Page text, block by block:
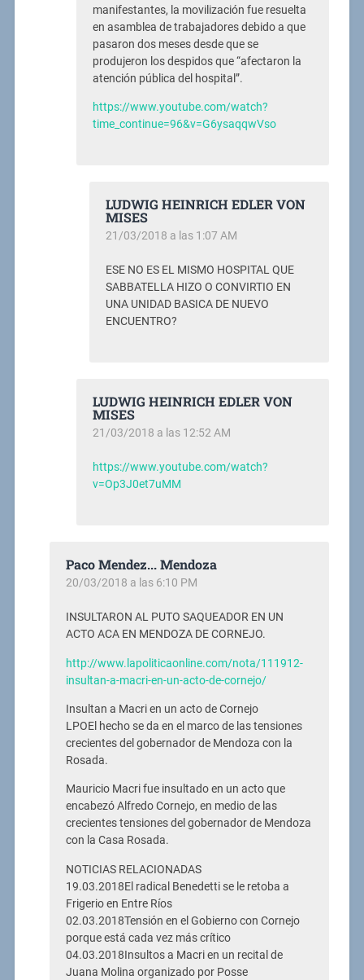
manifestantes, la movilización fue resuelta
en asamblea de trabajadores debido a que
pasaron dos meses desde que se
produjeron los despidos que “afectaron la
atención pública del hospital”.
https://www.youtube.com/watch?
time_continue=96&v=G6ysaqqwVso
LUDWIG HEINRICH EDLER VON
MISES
21/03/2018 a las 1:07 AM
ESE NO ES EL MISMO HOSPITAL QUE
SABBATELLA HIZO O CONVIRTIO EN
UNA UNIDAD BASICA DE NUEVO
ENCUENTRO?
LUDWIG HEINRICH EDLER VON
MISES
21/03/2018 a las 12:52 AM
https://www.youtube.com/watch?
v=Op3J0et7uMM
Paco Mendez... Mendoza
20/03/2018 a las 6:10 PM
INSULTARON AL PUTO SAQUEADOR EN UN
ACTO ACA EN MENDOZA DE CORNEJO.
http://www.lapoliticaonline.com/nota/111912-
insultan-a-macri-en-un-acto-de-cornejo/
Insultan a Macri en un acto de Cornejo
LPOEl hecho se da en el marco de las tensiones
crecientes del gobernador de Mendoza con la
Rosada.
Mauricio Macri fue insultado en un acto que
encabezó Alfredo Cornejo, en medio de las
crecientes tensiones del gobernador de Mendoza
con la Casa Rosada.
NOTICIAS RELACIONADAS
19.03.2018El radical Benedetti se le retoba a
Frigerio en Entre Ríos
02.03.2018Tensión en el Gobierno con Cornejo
porque está cada vez más crítico
04.03.2018Insultos a Macri en un recital de
Juana Molina organizado por Posse